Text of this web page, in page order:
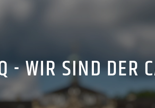
- WIR SIND DER